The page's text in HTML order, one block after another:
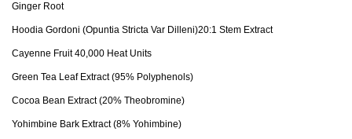
Ginger Root
Hoodia Gordoni (Opuntia Stricta Var Dilleni)20:1 Stem Extract
Cayenne Fruit 40,000 Heat Units
Green Tea Leaf Extract (95% Polyphenols)
Cocoa Bean Extract (20% Theobromine)
Yohimbine Bark Extract (8% Yohimbine)